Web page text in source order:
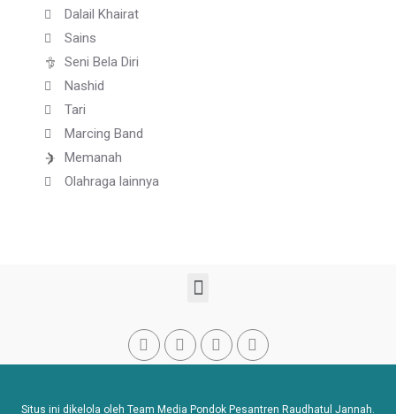
Dalail Khairat
Sains
Seni Bela Diri
Nashid
Tari
Marcing Band
Memanah
Olahraga lainnya
Situs ini dikelola oleh Team Media Pondok Pesantren Raudhatul Jannah.